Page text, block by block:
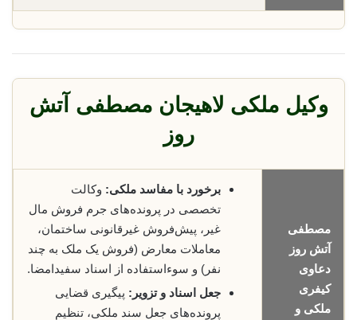
وکیل ملکی لاهیجان مصطفی آتش
روز
مصطفی
آتش روز
دعاوی
کیفری
ملکی و
برخورد با مفاسد ملکی: وکالت
تخصصی در پرونده‌های جرم فروش مال
غیر، پیش‌فروش غیرقانونی ساختمان،
معاملات معارض (فروش یک ملک به چند
نفر) و سوءاستفاده از اسناد سفیدامضا.
جعل اسناد و تزویر: پیگیری قضایی
پرونده‌های جعل سند ملکی، تنظیم